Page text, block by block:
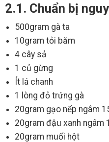
2.1. Chuẩn bị
500gram gà ta
10gram tỏi băm
4 cây sả
1 củ gừng
Ít lá chanh
1 lòng đỏ trứng gà
20gram gạo nếp ngâm
20gram đậu xanh ngâm
20gram muối hột